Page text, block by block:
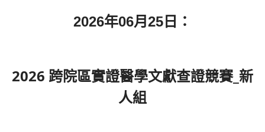
2026年06月25日：
2026 跨院區實證醫學文獻查證競賽_新
人組